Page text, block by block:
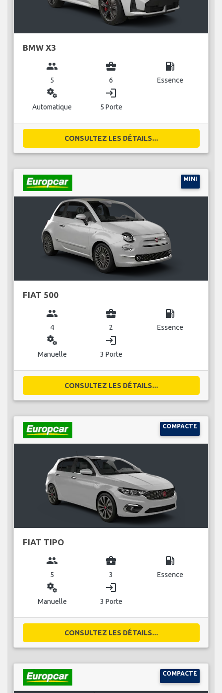
BMW X3
group
5
business_center
6
local_gas_station
Essence
miscellaneous_services
Automatique
login
5 Porte
CONSULTEZ LES DÉTAILS...
MINI
FIAT 500
group
4
business_center
2
local_gas_station
Essence
miscellaneous_services
Manuelle
login
3 Porte
CONSULTEZ LES DÉTAILS...
COMPACTE
FIAT TIPO
group
5
business_center
3
local_gas_station
Essence
miscellaneous_services
Manuelle
login
3 Porte
CONSULTEZ LES DÉTAILS...
COMPACTE